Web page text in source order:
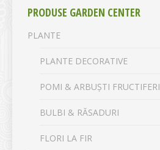
PRODUSE GARDEN CENTER
PLANTE
PLANTE DECORATIVE
POMI & ARBUȘTI FRUCTIFERI
BULBI & RĂSADURI
FLORI LA FIR